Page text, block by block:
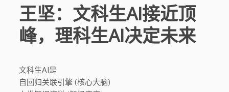
王坚：文科生AI接近顶
峰，理科生AI决定未来
文科生AI是
自回归关联引擎 (核心大脑)